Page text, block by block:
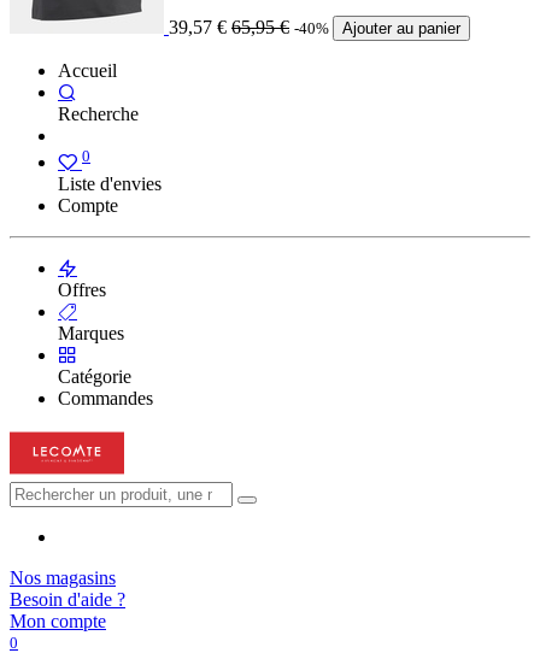
39,57 € 65,95€ -40% Ajouter au panier
Accueil
Recherche
0
Liste d'envies
Compte
Offres
Marques
Catégorie
Commandes
Nos magasins
Besoin d'aide ?
Mon compte
0